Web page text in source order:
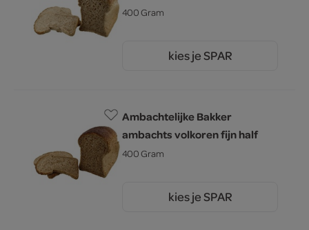
400 Gram
kies je SPAR
Ambachtelijke Bakker
ambachts volkoren fijn half
400 Gram
kies je SPAR